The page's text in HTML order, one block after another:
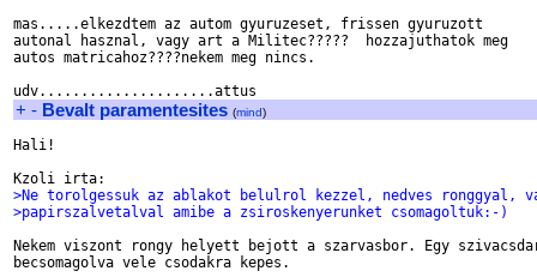
mas.....elkezdtem az autom gyuruzeset, frissen gyuruzott
autonal hasznal, vagy art a Militec?????  hozzajuthatok meg
autos matricahoz????nekem meg nincs.
+ - Bevalt paramentesites (mind)
Hali!
>Ne torolgessuk az ablakot belulrol kezzel, nedves ronggyal,
>papirszalvetalval amibe a zsiroskenyerunket csomagoltuk:-)
Nekem viszont rongy helyett bejott a szarvasbor. Egy
becsomagolva vele csodakra kepes.